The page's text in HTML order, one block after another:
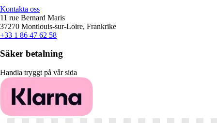
Kontakta oss
11 rue Bernard Maris
37270 Montlouis-sur-Loire, Frankrike
+33 1 86 47 62 58
Säker betalning
Handla tryggt på vår sida